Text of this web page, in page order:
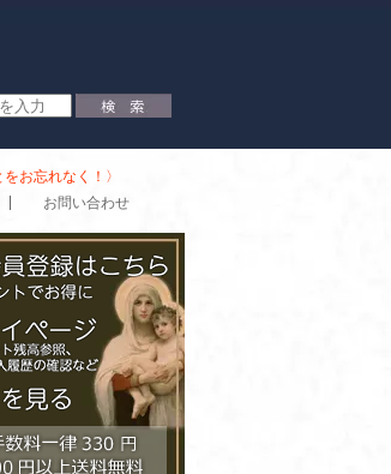
お忘れなく！〉
お問い合わせ